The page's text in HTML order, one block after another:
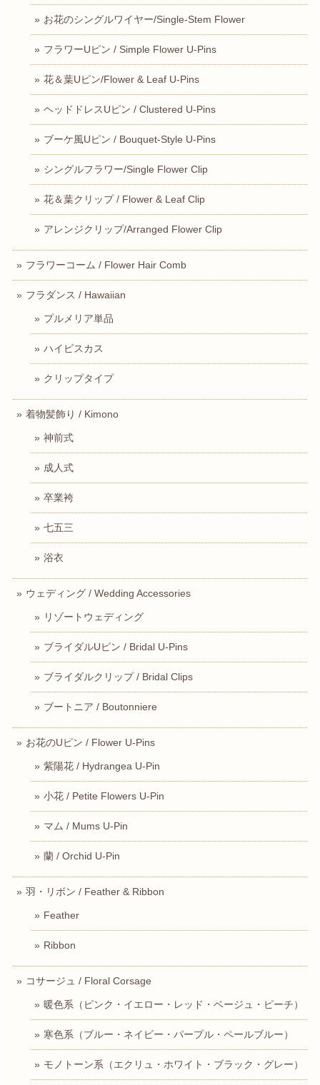
お花のシングルワイヤー/Single-Stem Flower
フラワーUピン / Simple Flower U-Pins
花＆葉Uピン/Flower & Leaf U-Pins
ヘッドドレスUピン / Clustered U-Pins
ブーケ風Uピン / Bouquet-Style U-Pins
シングルフラワー/Single Flower Clip
花＆葉クリップ / Flower & Leaf Clip
アレンジクリップ/Arranged Flower Clip
フラワーコーム / Flower Hair Comb
フラダンス / Hawaiian
プルメリア単品
ハイビスカス
クリップタイプ
着物髪飾り / Kimono
神前式
成人式
卒業袴
七五三
浴衣
ウェディング / Wedding Accessories
リゾートウェディング
ブライダルUピン / Bridal U-Pins
ブライダルクリップ / Bridal Clips
ブートニア / Boutonniere
お花のUピン / Flower U-Pins
紫陽花 / Hydrangea U-Pin
小花 / Petite Flowers U-Pin
マム / Mums U-Pin
蘭 / Orchid U-Pin
羽・リボン / Feather & Ribbon
Feather
Ribbon
コサージュ / Floral Corsage
暖色系（ピンク・イエロー・レッド・ベージュ・ピーチ）
寒色系（ブルー・ネイビー・パープル・ペールブルー）
モノトーン系（エクリュ・ホワイト・ブラック・グレー）